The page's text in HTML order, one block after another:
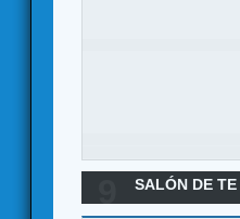
SALÓN DE TE